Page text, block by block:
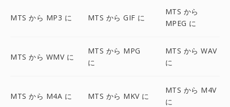
MTS から MP3 に MTS から GIF に
MTS から
MPEG に
MTS から WMV に
MTS から MPG
に
MTS から WAV
に
MTS から M4A に MTS から MKV に
MTS から M4V
に